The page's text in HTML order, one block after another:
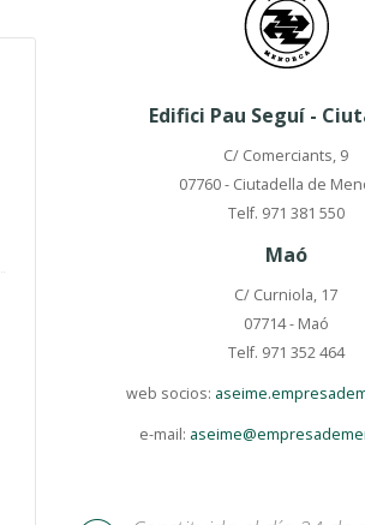
Edifici Pau Seguí -
C/ Comerciants, 9
07760 - Ciutadella de
Telf. 971 381 550
Maó
C/ Curniola, 17
07714 - Maó
Telf. 971 352 464
web socios:
e-mail: